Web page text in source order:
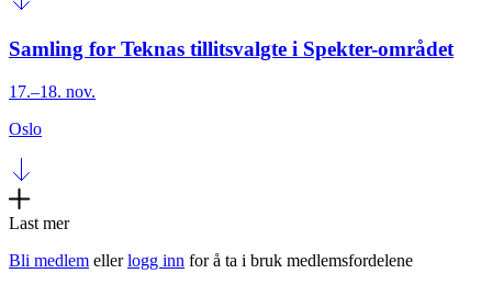
Samling for Teknas tillitsvalgte i Spekter-området
17.–18. nov.
Oslo
Last mer
Bli medlem ellerlogg inn for å ta i bruk medlemsfordelene